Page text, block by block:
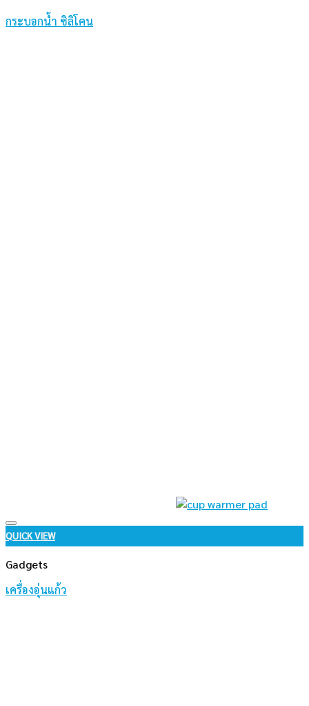
กระบอกน้ำ ซิลิโคน
Add to wishlist
QUICK VIEW
Gadgets
เครื่องอุ่นแก้ว